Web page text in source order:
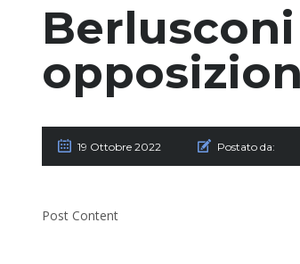
19 Ottobre 2022 Postato da:
Post Content